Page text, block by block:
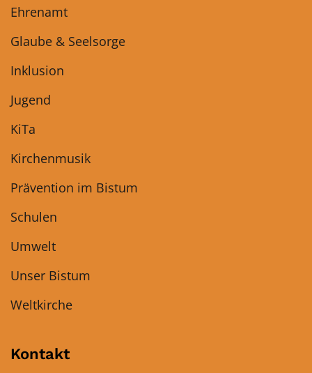
Ehrenamt
Glaube & Seelsorge
Inklusion
Jugend
KiTa
Kirchenmusik
Prävention im Bistum
Schulen
Umwelt
Unser Bistum
Weltkirche
Kontakt